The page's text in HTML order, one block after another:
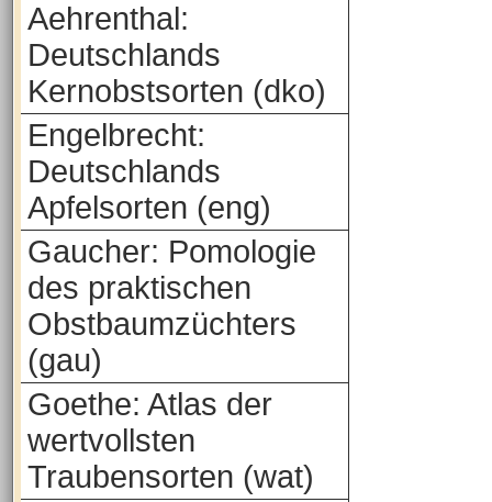
Aehrenthal:
Deutschlands
Kernobstsorten (dko)
Engelbrecht:
Deutschlands
Apfelsorten (eng)
Gaucher: Pomologie
des praktischen
Obstbaumzüchters
(gau)
Goethe: Atlas der
wertvollsten
Traubensorten (wat)